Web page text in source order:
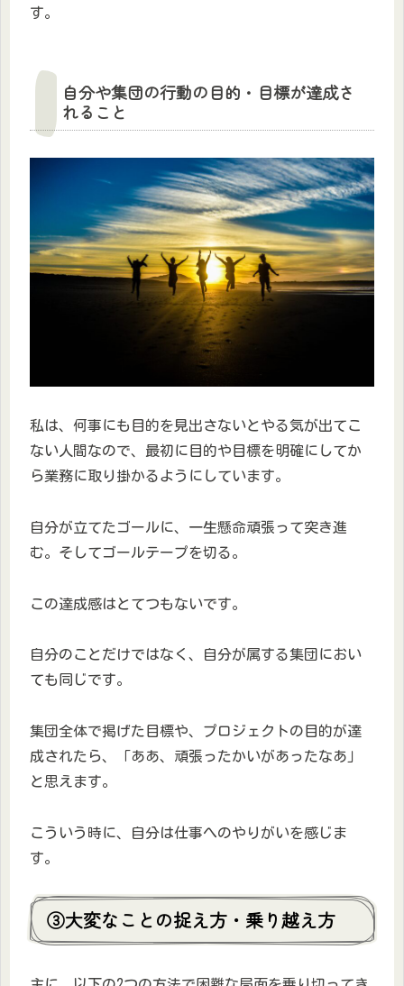
す。
自分や集団の行動の目的・目標が達成さ
れること
私は、何事にも目的を見出さないとやる気が出てこ
ない人間なので、最初に目的や目標を明確にしてか
ら業務に取り掛かるようにしています。
自分が立てたゴールに、一生懸命頑張って突き進
む。そしてゴールテープを切る。
この達成感はとてつもないです。
自分のことだけではなく、自分が属する集団におい
ても同じです。
集団全体で掲げた目標や、プロジェクトの目的が達
成されたら、「ああ、頑張ったかいがあったなあ」
と思えます。
こういう時に、自分は仕事へのやりがいを感じま
す。
③大変なことの捉え方・乗り越え方